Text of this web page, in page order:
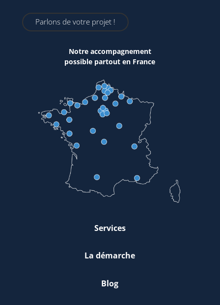
Parlons de votre projet !
Notre accompagnement
possible partout en France
Services
La démarche
Blog